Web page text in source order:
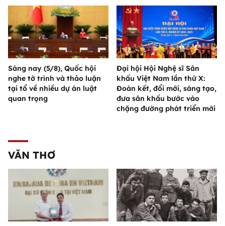
Sáng nay (5/8), Quốc hội
nghe tờ trình và thảo luận
tại tổ về nhiều dự án luật
quan trọng
Đại hội Hội Nghệ sĩ Sân
khấu Việt Nam lần thứ X:
Đoàn kết, đổi mới, sáng tạo,
đưa sân khấu bước vào
chặng đường phát triển mới
VĂN THƠ